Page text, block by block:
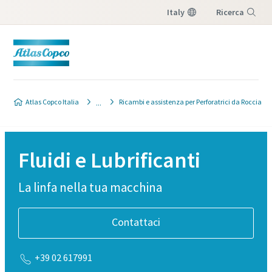
Italy Ricerca
Atlas Copco Italia Ricambi e assistenza per Perforatrici da Roccia
Fluidi e Lubrificanti
La linfa nella tua macchina
Contattaci
+39 02 617991